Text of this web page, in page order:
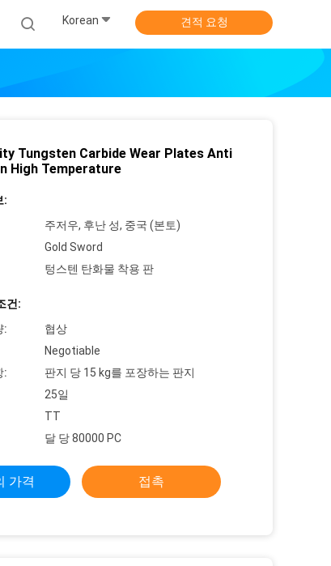
Korean 견적 요청
Tungsten Carbide Wear Plates Anti
High Temperature
:
주저우, 후난 성, 중국 (본토)
Gold Sword
텅스텐 탄화물 착용 판
건:
:
협상
Negotiable
:
판지 당 15 kg를 포장하는 판지
25일
TT
달 당 80000 PC
가격 접촉